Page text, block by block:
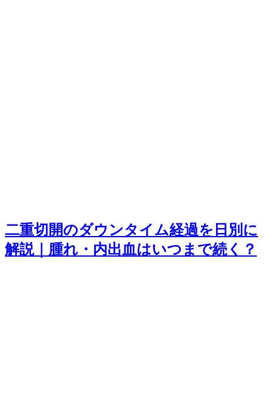
二重切開のダウンタイム経過を日別に
解説｜腫れ・内出血はいつまで続く？